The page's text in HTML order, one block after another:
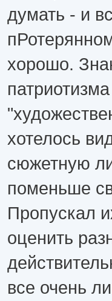
думать - и
хорошо.
хотелось
сюжетную
поменьше
Пропускал
оценить
все очень